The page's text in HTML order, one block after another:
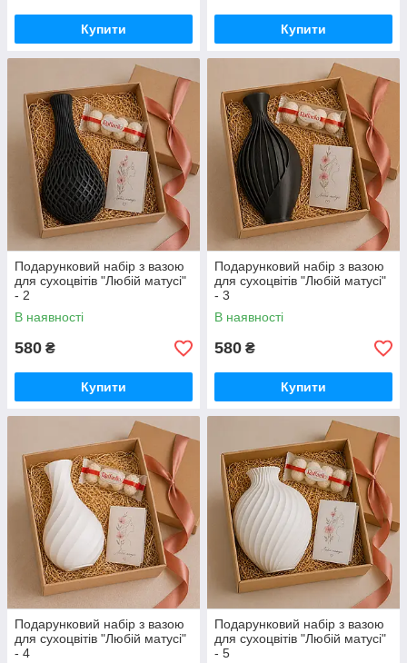
Купити Купити
Подарунковий набір з вазою
для сухоцвітів "Любій матусі"
- 2
В наявності
580 ₴
Купити
Подарунковий набір з вазою
для сухоцвітів "Любій матусі"
- 3
В наявності
580 ₴
Купити
Подарунковий набір з вазою
для сухоцвітів "Любій матусі"
- 4
Подарунковий набір з вазою
для сухоцвітів "Любій матусі"
- 5